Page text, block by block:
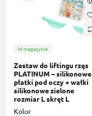
W magazynie
Zestaw do liftingu rzęs
PLATINUM – silikonowe
płatki pod oczy + wałki
silikonowe zielone
rozmiar L skręt L
Kolor